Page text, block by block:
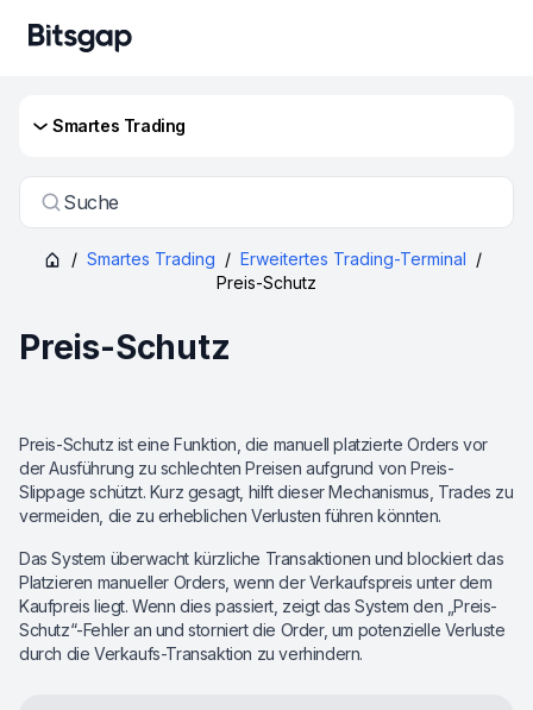
Smartes Trading
Suche
/ Smartes Trading / Erweitertes Trading-Terminal /
Preis-Schutz
Preis-Schutz
Preis-Schutz ist eine Funktion, die manuell platzierte Orders vor
der Ausführung zu schlechten Preisen aufgrund von Preis-
Slippage schützt. Kurz gesagt, hilft dieser Mechanismus, Trades zu
vermeiden, die zu erheblichen Verlusten führen könnten.
Das System überwacht kürzliche Transaktionen und blockiert das
Platzieren manueller Orders, wenn der Verkaufspreis unter dem
Kaufpreis liegt. Wenn dies passiert, zeigt das System den „Preis-
Schutz“-Fehler an und storniert die Order, um potenzielle Verluste
durch die Verkaufs-Transaktion zu verhindern.